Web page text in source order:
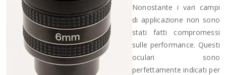
Nonostante i vari campi
di applicazione non sono
stati fatti compromessi
sulle performance. Questi
oculari sono
perfettamente indicati per